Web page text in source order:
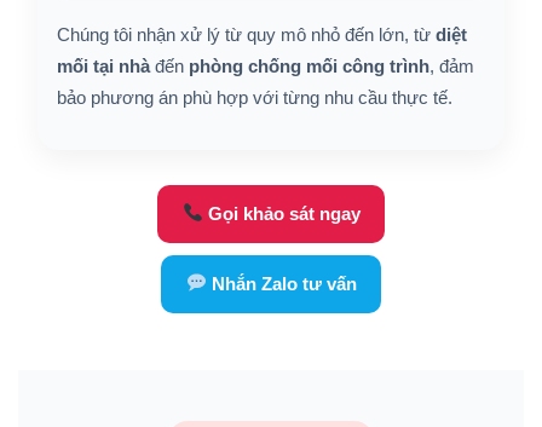
Chúng tôi nhận xử lý từ quy mô nhỏ đến lớn, từ diệt
mối tại nhà đến phòng chống mối công trình, đảm
bảo phương án phù hợp với từng nhu cầu thực tế.
Gọi khảo sát ngay
Nhắn Zalo tư vấn